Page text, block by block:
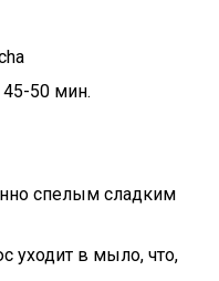
45-50 мин.
спелым сладким
уходит в мыло, что,